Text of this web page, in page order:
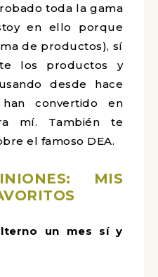
toda la gama
en ello porque
de productos), sí
los productos y
desde hace
convertido en
mí. También te
el famoso DEA.
MIS
un mes sí y